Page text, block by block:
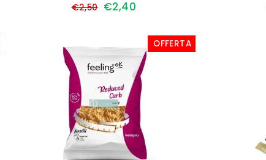
Prezzo
€2,50 Prezzo
€2,40
OFFERTA